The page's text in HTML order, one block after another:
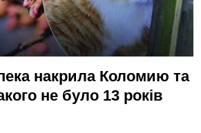
накрила Коломию та
не було 13 років